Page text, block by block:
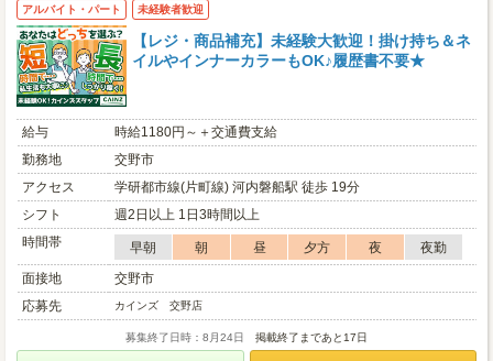
アルバイト・パート 未経験者歓迎
【レジ・商品補充】未経験大歓迎！掛け持ち＆ネ
イルやインナーカラーもOK♪履歴書不要★
給与
時給1180円～＋交通費支給
勤務地
交野市
アクセス
学研都市線(片町線) 河内磐船駅 徒歩 19分
シフト
週2日以上 1日3時間以上
時間帯
早朝 朝 昼 夕方 夜
夜勤
面接地
交野市
応募先
カインズ 交野店
募集終了日時：8月24日 掲載終了まであと17日